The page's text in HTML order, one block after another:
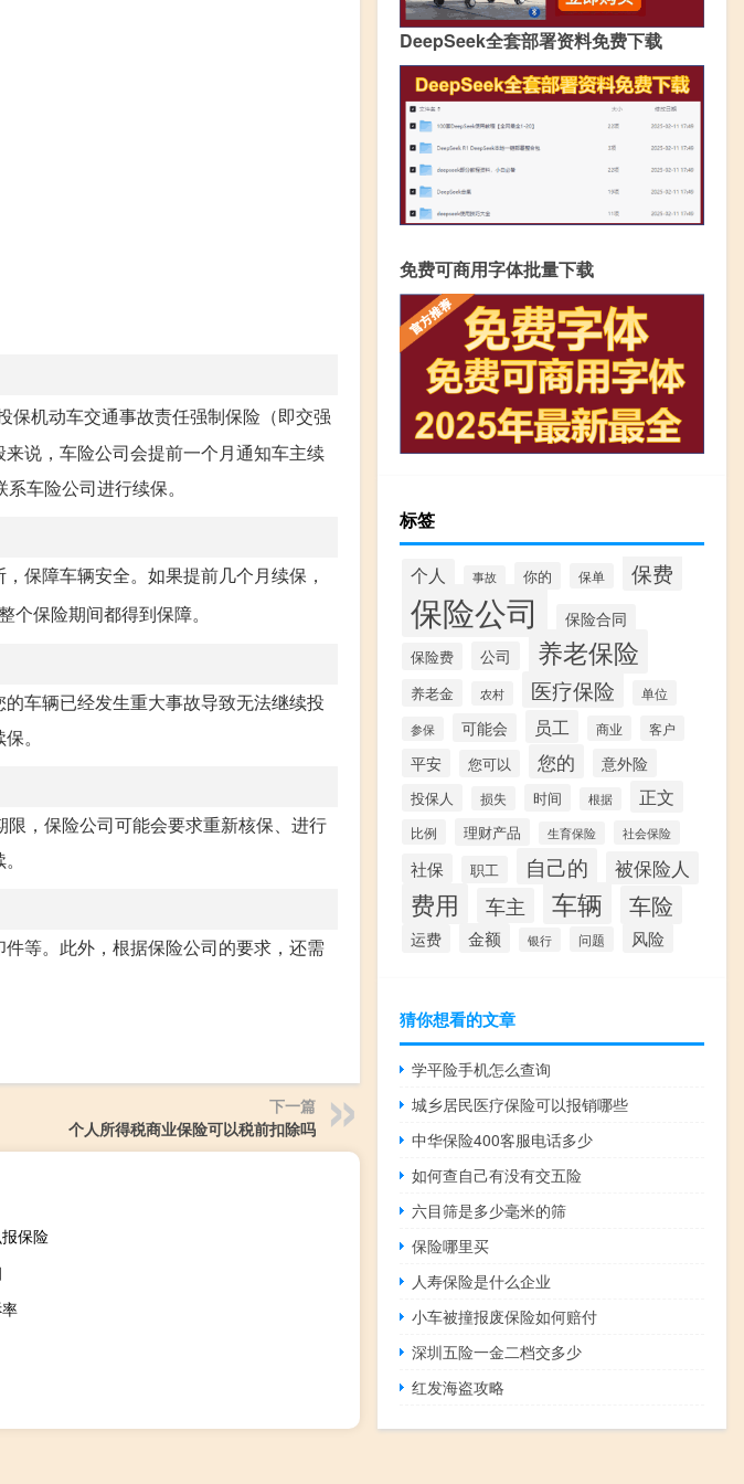
保机动车交通事故责任强制保险（即交强
说，车险公司会提前一个月通知车主续
车险公司进行续保。
保障车辆安全。如果提前几个月续保，
保险期间都得到保障。
车辆已经发生重大事故导致无法继续投
。
，保险公司可能会要求重新核保、进行
等。此外，根据保险公司的要求，还需
下一篇
个人所得税商业保险可以税前扣除吗
保险
DeepSeek全套部署资料免费下载
免费可商用字体批量下载
标签
个人 事故 你的 保单 保费
保险公司 保险合同
保险费 公司 养老保险
养老金 农村 医疗保险 单位
参保 可能会 员工 商业 客户
平安 您可以 您的 意外险
投保人 损失 时间 根据 正文
比例 理财产品 生育保险 社会保险
社保 职工 自己的 被保险人
费用 车主 车辆 车险
运费 金额 银行 问题 风险
猜你想看的文章
学平险手机怎么查询
城乡居民医疗保险可以报销哪些
中华保险400客服电话多少
如何查自己有没有交五险
六目筛是多少毫米的筛
保险哪里买
人寿保险是什么企业
小车被撞报废保险如何赔付
深圳五险一金二档交多少
红发海盗攻略